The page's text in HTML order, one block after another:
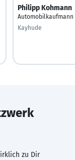
Philipp Kohmann
Automobilkaufmann
Kayhude
zu Dir